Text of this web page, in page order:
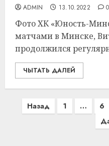
ADMIN 13.10.2022 0
Фото ХК «Юность-
матчами в Минске,
продолжился
ЧЫТАТЬ ДАЛЕЙ
Пагинация
Назад 1 … 6